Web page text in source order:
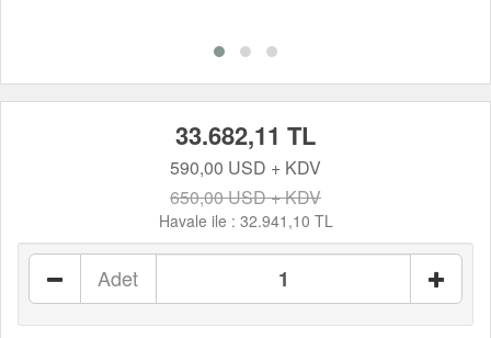
33.682,11 TL
590,00 USD + KDV
650,00 USD + KDV
Havale ile : 32.941,10 TL
Adet